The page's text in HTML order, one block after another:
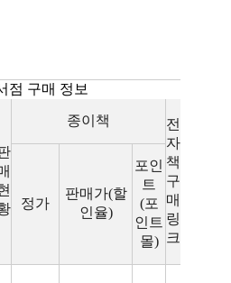
점 구매 정보
종이책
전
자
책
구
매
링
크
정가
판매가(할
인율)
포인
트
(포
인트
몰)